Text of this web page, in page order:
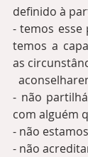
definido à
- temos esse
temos a
as
- não
com alguém
- não
- não